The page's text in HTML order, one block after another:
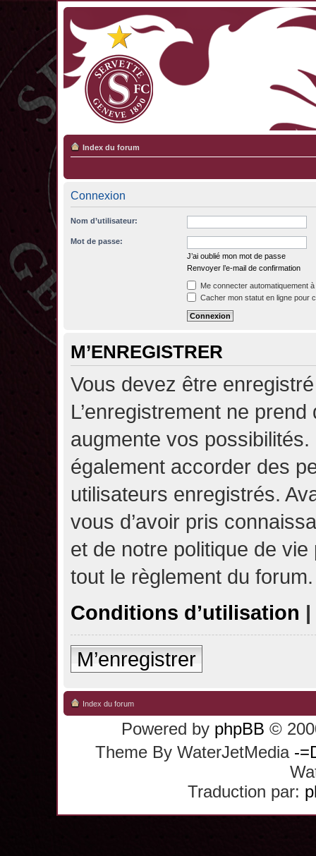
Index du forum
Connexion
Nom d’utilisateur:
Mot de passe:
J’ai oublié mon mot de passe
Renvoyer l’e-mail de confirmation
Me connecter automatiquement
Cacher mon statut en ligne pour
M’ENREGISTRER
Vous devez être
L’enregistrement ne
augmente vos possibilités.
également accorder des
utilisateurs enregistrés.
vous d’avoir pris
et de notre politique de
tout le règlement du forum.
Conditions d’utilisation |
M’enregistrer
Index du forum
Powered by phpBB ©
Theme By WaterJetMedia -
Traduction par: